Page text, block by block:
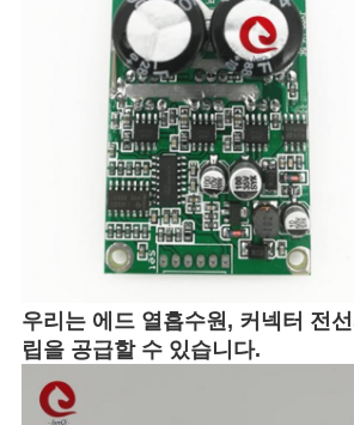
우리는 에드 열흡수원, 커넥터 전
립을 공급할 수 있습니다.